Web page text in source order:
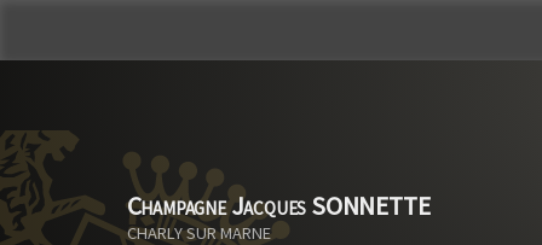
Champagne Jacques SONNETTE
CHARLY SUR MARNE